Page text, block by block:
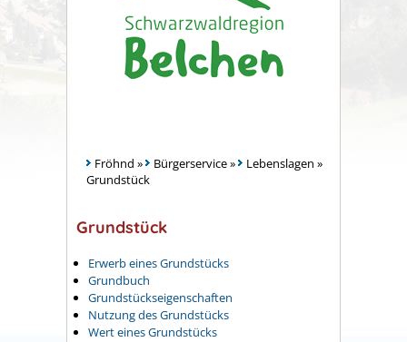
Fröhnd » Bürgerservice» Lebenslagen »
Grundstück
Grundstück
Erwerb eines Grundstücks
Grundbuch
Grundstückseigenschaften
Nutzung des Grundstücks
Wert eines Grundstücks